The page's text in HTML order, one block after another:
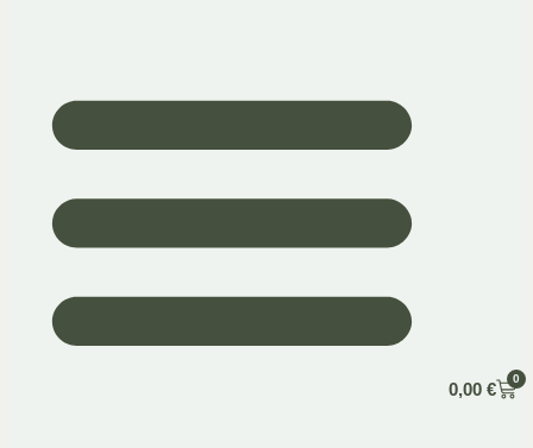
0,00€
0